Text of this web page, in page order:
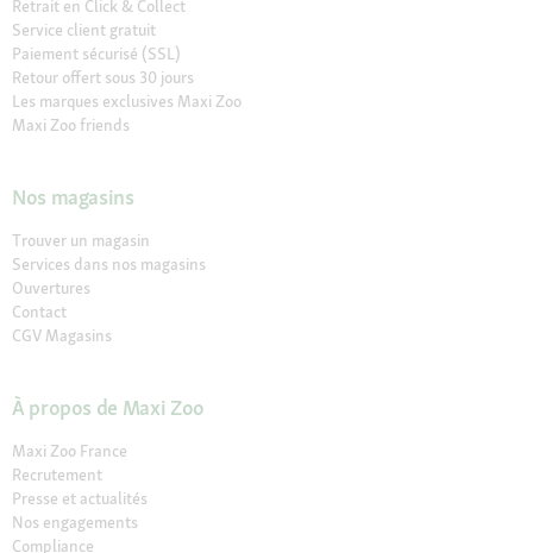
Retrait en Click & Collect
Service client gratuit
Paiement sécurisé (SSL)
Retour offert sous 30 jours
Les marques exclusives Maxi Zoo
Maxi Zoo friends
Nos magasins
Trouver un magasin
Services dans nos magasins
Ouvertures
Contact
CGV Magasins
À propos de Maxi Zoo
Maxi Zoo France
Recrutement
Presse et actualités
Nos engagements
Compliance